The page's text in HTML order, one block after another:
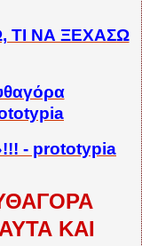
ΤΙ ΝΑ ΞΕΧΑΣΩ
- prototypia
ΚΑΙ